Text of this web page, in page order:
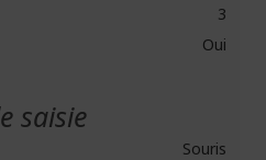
3
Oui
saisie
Souris